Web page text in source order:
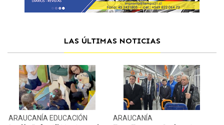
LAS ÚLTIMAS NOTICIAS
ARAUCANÍA EDUCACIÓN ARAUCANÍA